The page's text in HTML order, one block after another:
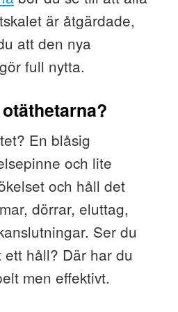
är åtgärdade,
att den nya
full nytta.
En blåsig
och lite
och håll det
dörrar, eluttag,
Ser du
håll? Där har du
men effektivt.